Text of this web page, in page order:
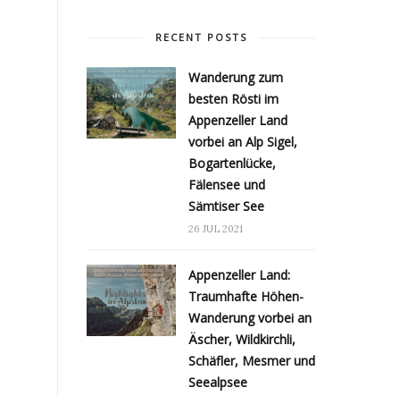
RECENT POSTS
Wanderung zum
besten Rösti im
Appenzeller Land
vorbei an Alp Sigel,
Bogartenlücke,
Fälensee und
Sämtiser See
26 JUL 2021
Appenzeller Land:
Traumhafte Höhen-
Wanderung vorbei an
Äscher, Wildkirchli,
Schäfler, Mesmer und
Seealpsee